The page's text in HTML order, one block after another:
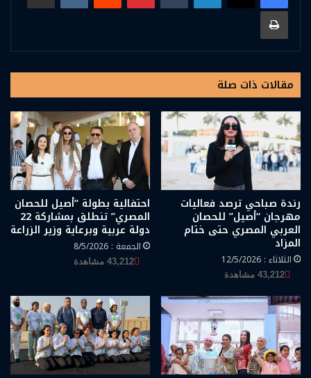
طباعة
مقالات ذات صلة
رندة صباحي ترصد فعاليات
مهرجان “أصيل” للحصان
العربي المصري حتى ختام
المزاد
الثلاثاء : 12/5/2026
43,212 مشاهدة
احتفالية بطولة “أصيل للحصان
المصري” تنطلق بمشاركة 22
دولة عربية وبرعاية وزير الزراعة
الجمعة : 8/5/2026
43,212 مشاهدة